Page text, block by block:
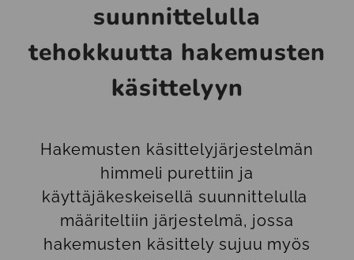
suunnittelulla
tehokkuutta hakemusten
käsittelyyn
Hakemusten käsittelyjärjestelmän
himmeli purettiin ja
käyttäjäkeskeisellä suunnittelulla
määriteltiin järjestelmä, jossa
hakemusten käsittely sujuu myös